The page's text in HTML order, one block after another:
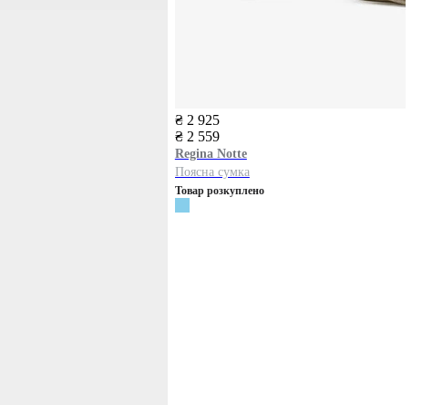
₴ 2 925
₴ 2 559
Regina Notte
Поясна сумка
Товар розкуплено